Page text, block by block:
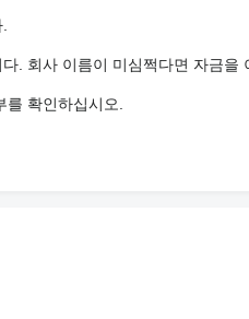
. 회사 이름이 미심쩍다면 자금을
확인하십시오.